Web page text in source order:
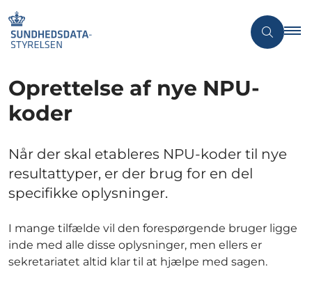
Oprettelse af nye NPU-
koder
Når der skal etableres NPU-koder til nye
resultattyper, er der brug for en del
specifikke oplysninger.
I mange tilfælde vil den forespørgende bruger ligge
inde med alle disse oplysninger, men ellers er
sekretariatet altid klar til at hjælpe med sagen.